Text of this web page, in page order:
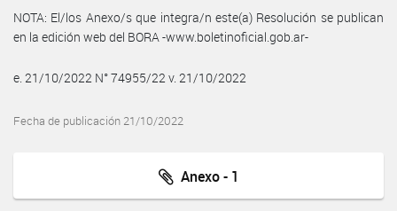
NOTA: El/los Anexo/s que integra/n este(a) Resolución se publican
en la edición web del BORA -www.boletinoficial.gob.ar-
e. 21/10/2022 N° 74955/22 v. 21/10/2022
Fecha de publicación 21/10/2022
Anexo - 1